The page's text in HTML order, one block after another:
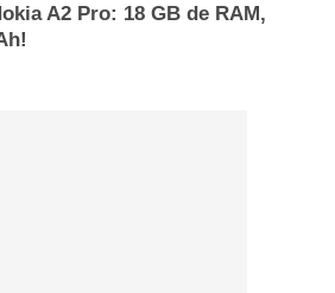
A2 Pro: 18 GB de RAM,